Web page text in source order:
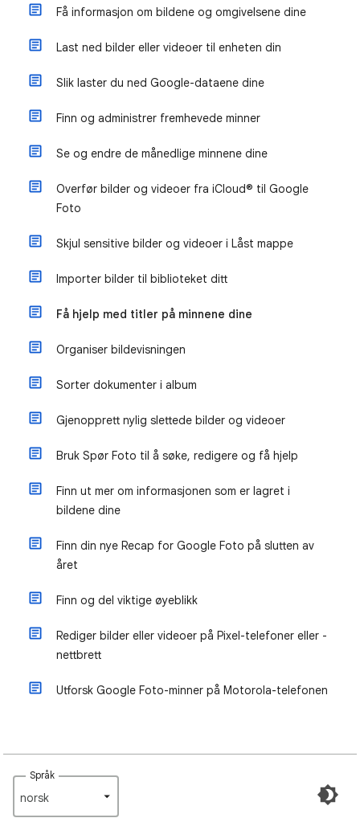
Få informasjon om bildene og omgivelsene dine
Last ned bilder eller videoer til enheten din
Slik laster du ned Google-dataene dine
Finn og administrer fremhevede minner
Se og endre de månedlige minnene dine
Overfør bilder og videoer fra iCloud® til Google
Foto
Skjul sensitive bilder og videoer i Låst mappe
Importer bilder til biblioteket ditt
Få hjelp med titler på minnene dine
Organiser bildevisningen
Sorter dokumenter i album
Gjenopprett nylig slettede bilder og videoer
Bruk Spør Foto til å søke, redigere og få hjelp
Finn ut mer om informasjonen som er lagret i
bildene dine
Finn din nye Recap for Google Foto på slutten av
året
Finn og del viktige øyeblikk
Rediger bilder eller videoer på Pixel-telefoner eller -
nettbrett
Utforsk Google Foto-minner på Motorola-telefonen
Språk
norsk‎